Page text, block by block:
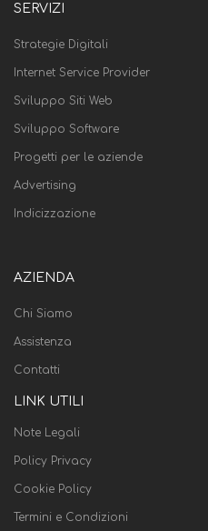
SERVIZI
Strategie Digitali
Internet Service Provider
Sviluppo Siti Web
Sviluppo Software
Progetti per le aziende
Advertising
Indicizzazione
AZIENDA
Chi Siamo
Assistenza
Contatti
LINK UTILI
Note Legali
Policy Privacy
Cookie Policy
Termini e Condizioni